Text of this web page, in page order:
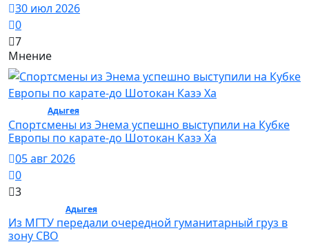
30 июл 2026
0
7
Мнение
Адыгея/ Спорт
Спортсмены из Энема успешно выступили на Кубке
Европы по карате-до Шотокан Казэ Ха
05 авг 2026
0
3
Адыгея/ Общество
Из МГТУ передали очередной гуманитарный груз в
зону СВО